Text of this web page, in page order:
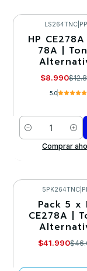
-30%
LS264TNC
HP
78A |
$8.990
5.0
Cantidad
Comprar
-10%
Agotado
5PK264TNC
Pack 5 x
CE278A |
$41.990